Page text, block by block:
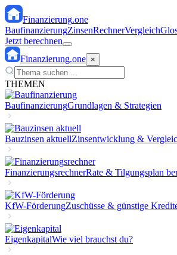
Finanzierung.one
BaufinanzierungZinsenRechnerVergleich
Jetzt berechnen
Finanzierung.one ×
THEMEN
BaufinanzierungGrundlagen & Strategien
Bauzinsen aktuellZinsentwicklung &
FinanzierungsrechnerRate & Tilgungsplan
KfW-FörderungZuschüsse & günstige
EigenkapitalWie viel brauchst du?